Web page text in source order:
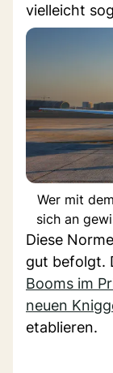
vielleicht
Wer mit
sich an
Diese
gut befolgt.
Booms im
neuen
etablieren.